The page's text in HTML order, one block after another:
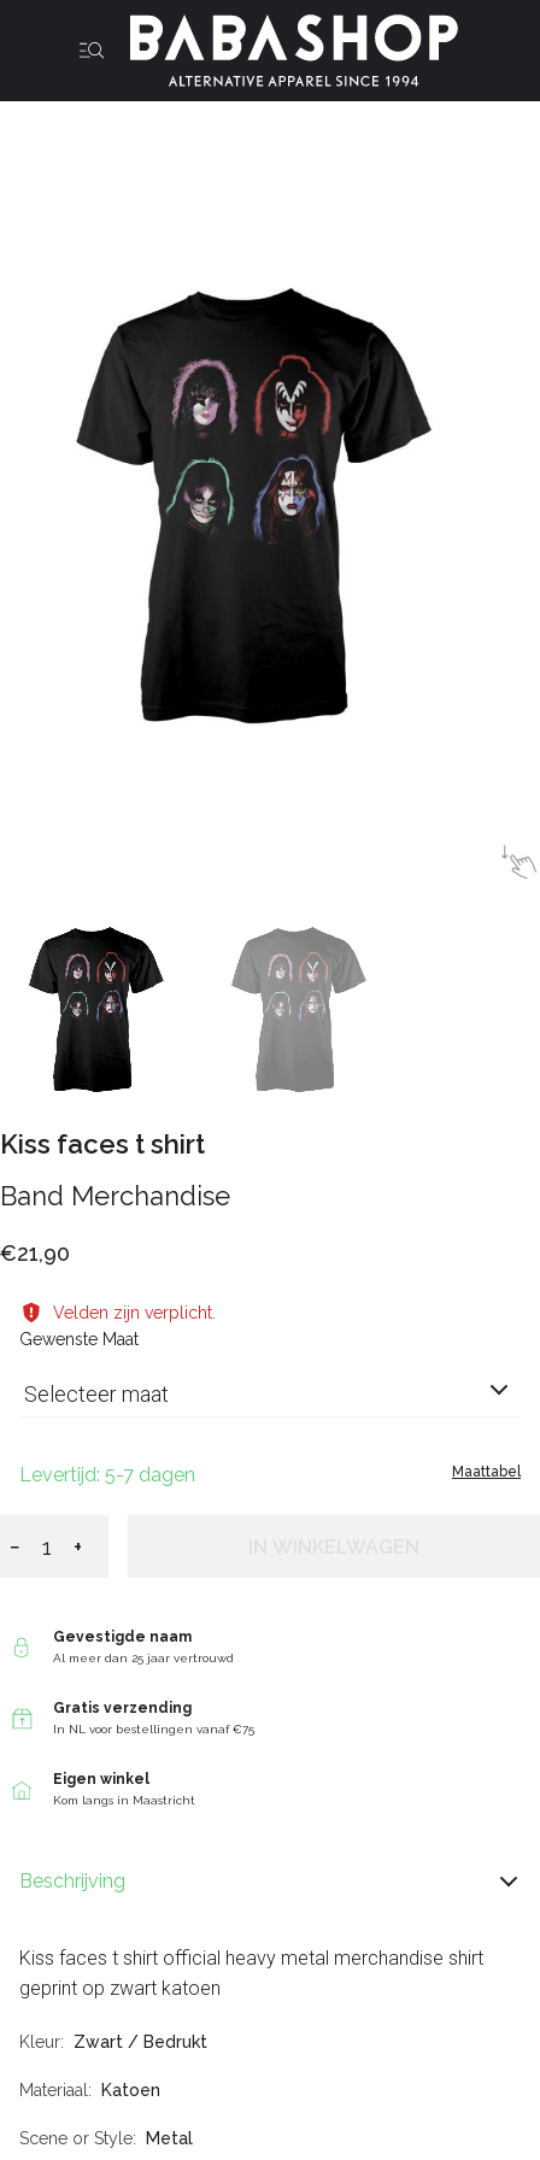
Kiss faces t shirt
Band Merchandise
€21,90
Velden zijn verplicht.
Gewenste Maat
Selecteer maat
Maattabel
Levertijd: 5-7 dagen
− +
Gevestigde naam
Al meer dan 25 jaar vertrouwd
Gratis verzending
In NL voor bestellingen vanaf €75
Eigen winkel
Kom langs in Maastricht
Beschrijving
Kiss faces t shirt official heavy metal merchandise shirt
geprint op zwart katoen
Kleur Zwart / Bedrukt
Materiaal Katoen
Scene or Style Metal